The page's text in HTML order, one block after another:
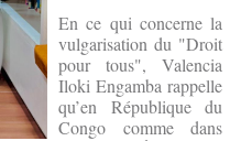
En ce qui concerne la
vulgarisation du "Droit
pour tous", Valencia
Iloki Engamba rappelle
qu’en République du
Congo comme dans